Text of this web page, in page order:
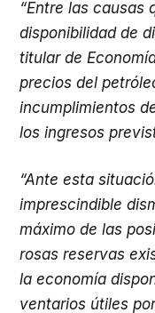
“Entre las causas
disponibilidad de
titular de
precios del
incumplimientos
los ingresos
“Ante esta
imprescindible
máximo de las
rosas reservas
la economía
ventarios útiles